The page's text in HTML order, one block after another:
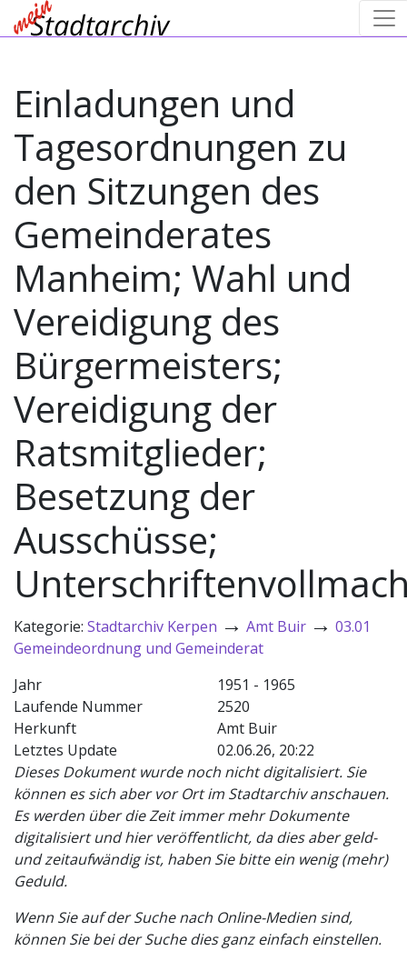
Einladungen und
Tagesordnungen zu
den Sitzungen des
Gemeinderates
Manheim; Wahl und
Vereidigung des
Bürgermeisters;
Vereidigung der
Ratsmitglieder;
Besetzung der
Ausschüsse;
Kategorie: Stadtarchiv Kerpen → Amt Buir → 03.01
Gemeindeordnung und Gemeinderat
Jahr
1951 - 1965
Laufende Nummer
2520
Herkunft
Amt Buir
Letztes Update
02.06.26, 20:22
Dieses Dokument wurde noch nicht digitalisiert. Sie
können es sich aber vor Ort im Stadtarchiv anschauen.
Es werden über die Zeit immer mehr Dokumente
digitalisiert und hier veröffentlicht, da dies aber geld-
und zeitaufwändig ist, haben Sie bitte ein wenig (mehr)
Geduld.
Wenn Sie auf der Suche nach Online-Medien sind,
können Sie bei der Suche dies ganz einfach einstellen.